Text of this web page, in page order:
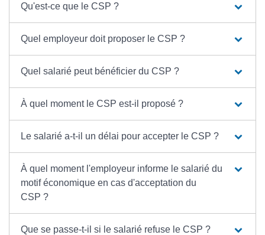
Qu'est-ce que le CSP ?
Quel employeur doit proposer le CSP ?
Quel salarié peut bénéficier du CSP ?
À quel moment le CSP est-il proposé ?
Le salarié a-t-il un délai pour accepter le CSP ?
À quel moment l'employeur informe le salarié du
motif économique en cas d'acceptation du
CSP ?
Que se passe-t-il si le salarié refuse le CSP ?